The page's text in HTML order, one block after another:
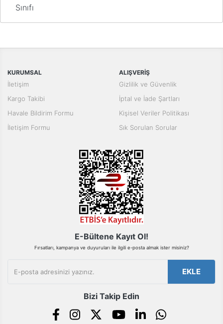
Sınıfı
Yorum Yaz
Bu ürünün fiyat bilgisi, resim, ürün açıklamalarında ve diğer
Ürün resmi kalitesiz, bozuk veya görüntülenemiyor.
Ürün fiyatı diğer sitelerden daha pahalı.
Bu ürüne benzer farklı alternatifler olmalı.
Gönder
KURUMSAL
İletişim
Kargo Takibi
Havale Bildirim Formu
İletişim Formu
ALIŞVERİŞ
Gizlilik ve Güvenlik
İptal ve İade Şartları
Kişisel Veriler Politikası
Sık Sorulan Sorular
E-Bültene Kayıt Ol!
Fırsatları, kampanya ve duyuruları ile ilgili e-posta almak ister misiniz?
EKLE
Bizi Takip Edin